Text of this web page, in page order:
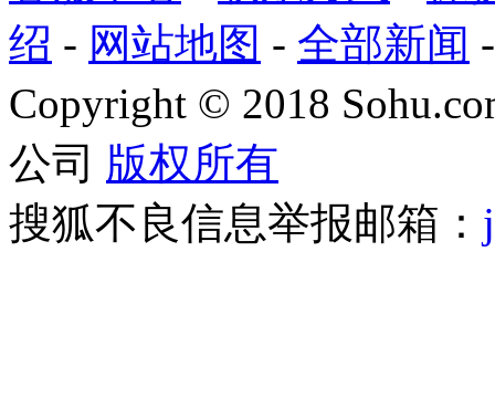
绍 - 网站地图 - 全部新闻
Copyright © 2018
公司 版权所有
搜狐不良信息举报邮箱：